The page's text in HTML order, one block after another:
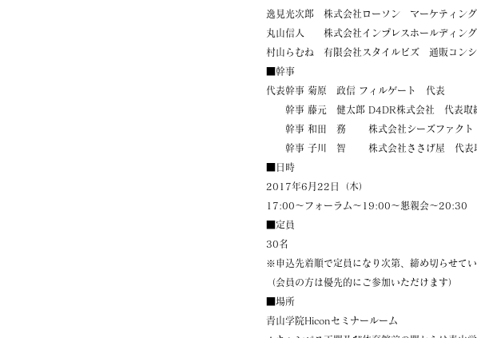
逸見光次郎 株式会社ローソン マーケティン
丸山信人 株式会社インプレスホールディン
村山らむね 有限会社スタイルビズ 通販コンシ
■幹事
代表幹事 菊原 政信 フィルゲート 代表
幹事 藤元 健太郎 D4DR株式会社 代表取
幹事 和田 務 株式会社シーズファクト
幹事 子川 智 株式会社ささげ屋 代表
■日時
2017年6月22日（木）
17:00～フォーラム～19:00～懇親会～20:30
■定員
30名
※申込先着順で定員になり次第、締め切らせて
（会員の方は優先的にご参加いただけます）
■場所
青山学院Hiconセミナールーム